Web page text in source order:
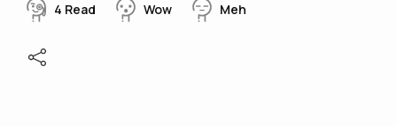
4 Read Wow Meh